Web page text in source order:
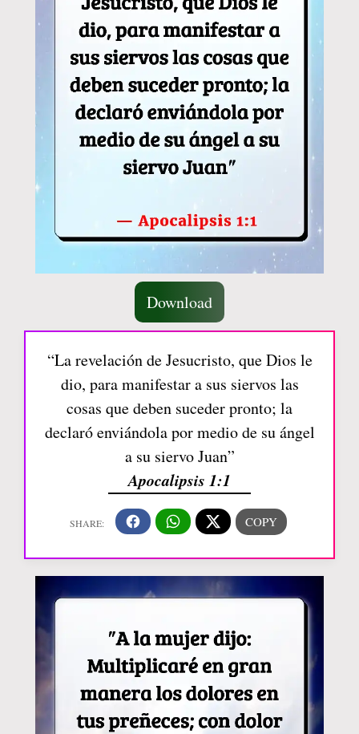
Download
“La revelación de Jesucristo, que Dios le
dio, para manifestar a sus siervos las
cosas que deben suceder pronto; la
declaró enviándola por medio de su ángel
a su siervo Juan”
Apocalipsis 1:1